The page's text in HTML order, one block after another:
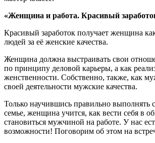
«Женщина и работа. Красивый
Красивый заработок получает женщина
людей за её женские качества.
Женщина должна выстраивать свои
по принципу деловой карьеры, а как
женственности. Собственно, также, как
своей деятельности мужские качества.
Только научившись правильно выполнять
семье, женщина учится, как вести себя в
становиться мужчиной на работе. У нас
возможности! Поговорим об этом на